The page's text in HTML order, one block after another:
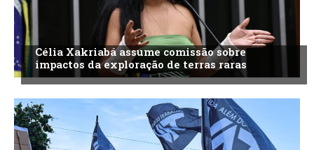
Célia Xakriabá assume comissão sobre
impactos da exploração de terras raras